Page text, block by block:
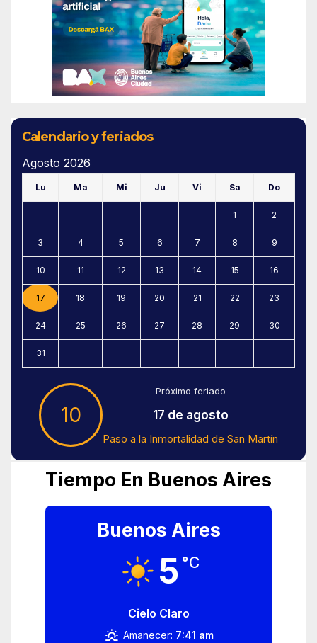
Calendario y feriados
Agosto 2026
Lu Ma Mi Ju Vi Sa Do
1 2
3 4 5 6 7 8 9
10 11 12 13 14 15 16
17 18 19 20 21 22 23
24 25 26 27 28 29 30
31
10
Próximo feriado
17 de agosto
Paso a la Inmortalidad de San Martín
Tiempo En Buenos Aires
Buenos Aires
5 °C
Cielo Claro
Amanecer: 7:41 am